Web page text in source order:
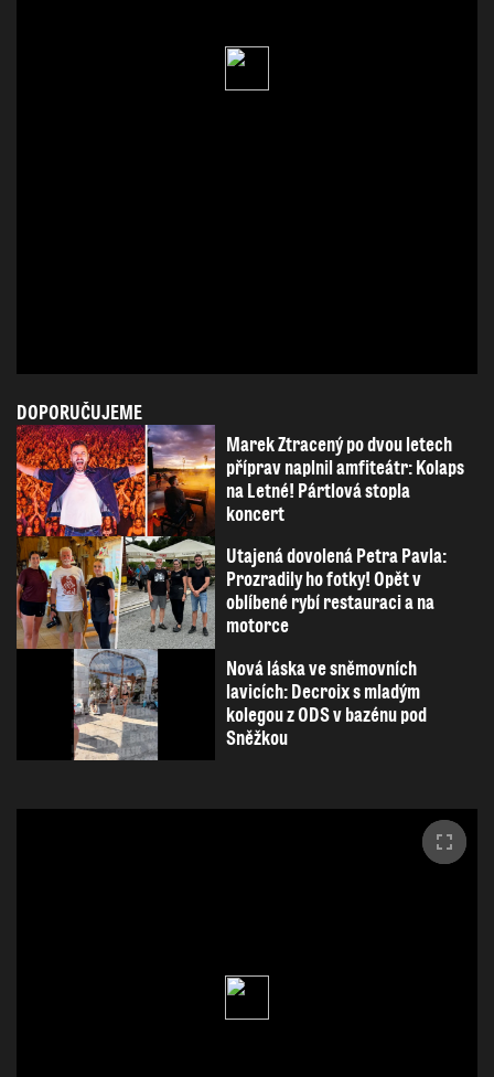
DOPORUČUJEME
Marek Ztracený po dvou letech
příprav naplnil amfiteátr: Kolaps
na Letné! Pártlová stopla
koncert
Utajená dovolená Petra Pavla:
Prozradily ho fotky! Opět v
oblíbené rybí restauraci a na
motorce
Nová láska ve sněmovních
lavicích: Decroix s mladým
kolegou z ODS v bazénu pod
Sněžkou